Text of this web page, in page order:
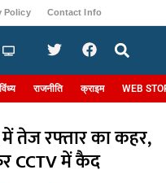
Policy Contact Info
विंध्य राजनीति क्राइम WEB
तेज रफ्तार का कहर,
CCTV में कैद